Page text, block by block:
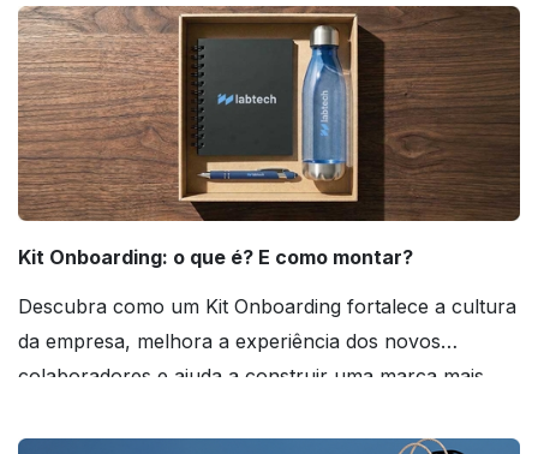
Kit Onboarding: o que é? E como montar?
Descubra como um Kit Onboarding fortalece a cultura
da empresa, melhora a experiência dos novos
colaboradores e ajuda a construir uma marca mais